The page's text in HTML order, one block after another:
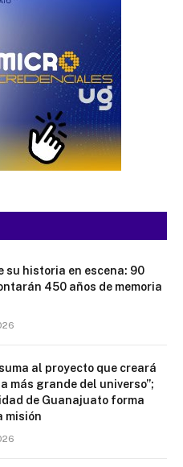
su historia en escena: 90
450 años de memoria
al proyecto que creará
más grande del universo”;
de Guanajuato forma
misión